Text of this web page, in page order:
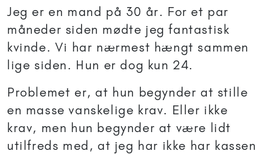
Jeg er en mand på 30 år. For et par
måneder siden mødte jeg fantastisk
kvinde. Vi har nærmest hængt sammen
lige siden. Hun er dog kun 24.
Problemet er, at hun begynder at stille
en masse vanskelige krav. Eller ikke
krav, men hun begynder at være lidt
utilfreds med, at jeg har ikke har kassen